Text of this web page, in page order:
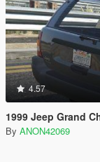
4.57
1999 Jeep Grand
By ANON42069